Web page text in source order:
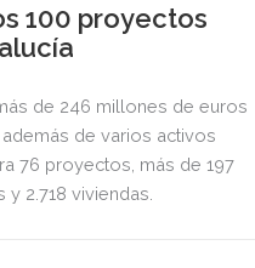
100 proyectos
de 246 millones de euros
además de varios activos
76 proyectos, más de 197
2.718 viviendas.